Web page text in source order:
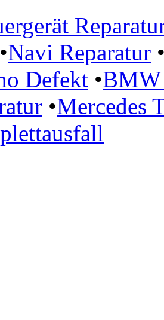
•Navi Reparatur
Defekt •BMW
•Mercedes